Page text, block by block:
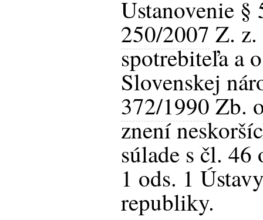
Ustanovenie §
250/2007 Z. z.
spotrebiteľa a
Slovenskej
372/1990Zb.
znení
súlade s čl.
1 ods. 1
republiky.